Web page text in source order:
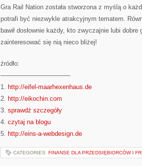
Gra Rail Nation została stworzona z myślą o
potrafi być niezwykle atrakcyjnym tematem.
bawił dosłownie każdy, kto zwyczajnie lubi
zainteresować się nią nieco bliżej!
źródło:
———————————
1. http://eifel-maarhexenhaus.de
2. http://eikochin.com
3. sprawdź szczegóły
4. czytaj na blogu
5. http://eins-a-webdesign.de
CATEGORIES: FINANSE DLA PRZEDSIĘBIORCÓW I